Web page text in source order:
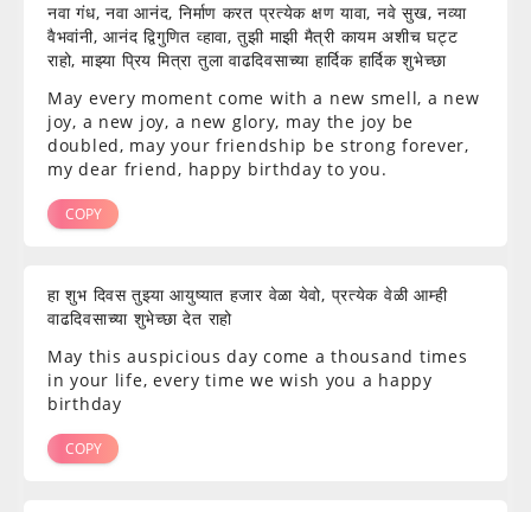
नवा गंध, नवा आनंद, निर्माण करत प्रत्येक क्षण यावा, नवे सुख, नव्या
वैभवांनी, आनंद द्विगुणित व्हावा, तुझी माझी मैत्री कायम अशीच घट्ट
राहो, माझ्या प्रिय मित्रा तुला वाढदिवसाच्या हार्दिक हार्दिक शुभेच्छा
May every moment come with a new smell, a new
joy, a new joy, a new glory, may the joy be
doubled, may your friendship be strong forever,
my dear friend, happy birthday to you.
COPY
हा शुभ दिवस तुझ्या आयुष्यात हजार वेळा येवो, प्रत्येक वेळी आम्ही
वाढदिवसाच्या शुभेच्छा देत राहो
May this auspicious day come a thousand times
in your life, every time we wish you a happy
birthday
COPY